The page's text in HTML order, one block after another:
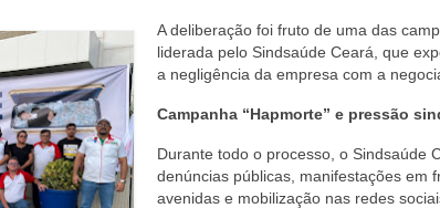
A deliberação foi fruto de uma das
liderada pelo Sindsaúde Ceará, que
a negligência da empresa com a
Campanha “Hapmorte” e pressão
Durante todo o processo, o Sindsaúde
denúncias públicas, manifestações em
avenidas e mobilização nas redes